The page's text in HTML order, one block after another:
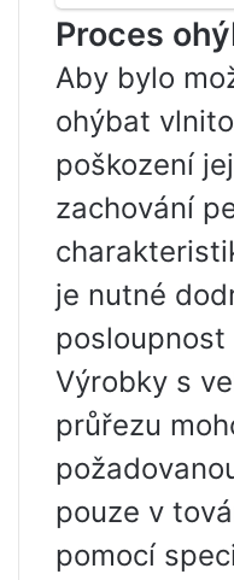
Proces
Aby bylo
ohýbat
poškození
zachování
je nutné
posloupnost
Výrobky s
průřezu
pouze v
pomocí